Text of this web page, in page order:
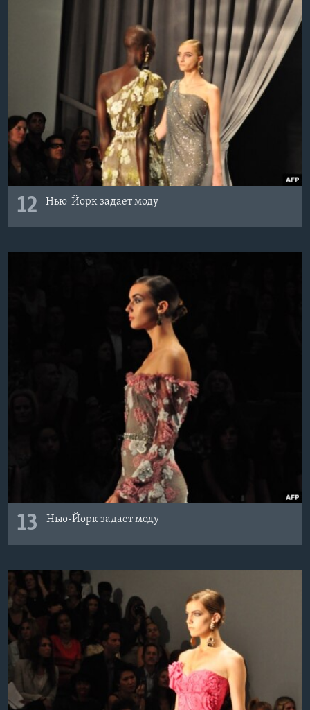
12 Нью-Йорк задает моду
13 Нью-Йорк задает моду